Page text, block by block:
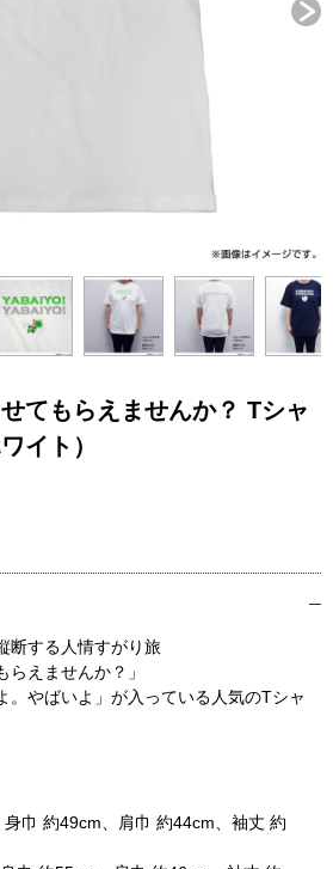
てもらえませんか？ Tシャ
イト）
断する人情すがり旅
らえませんか？」
。やばいよ」が入っている人気のTシャ
巾 約49cm、肩巾 約44cm、袖丈 約